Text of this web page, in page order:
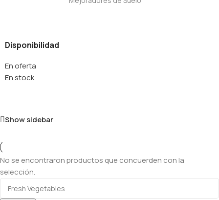
Disponibilidad
En oferta
En stock
Show sidebar
No se encontraron productos que concuerden con la
selección.